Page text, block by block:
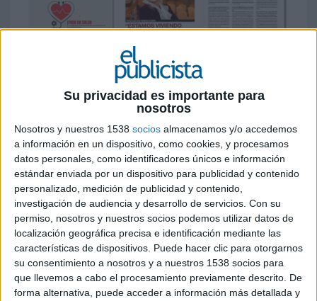
Su privacidad es importante para
nosotros
Nosotros y nuestros 1538 socios almacenamos y/o accedemos
a información en un dispositivo, como cookies, y procesamos
datos personales, como identificadores únicos e información
estándar enviada por un dispositivo para publicidad y contenido
personalizado, medición de publicidad y contenido,
investigación de audiencia y desarrollo de servicios. Con su
permiso, nosotros y nuestros socios podemos utilizar datos de
localización geográfica precisa e identificación mediante las
características de dispositivos. Puede hacer clic para otorgarnos
su consentimiento a nosotros y a nuestros 1538 socios para
que llevemos a cabo el procesamiento previamente descrito. De
forma alternativa, puede acceder a información más detallada y
ASOCIACIONES
Cristina Vicedo, nueva presidenta de AEBRAND:
“Estamos viviendo una oleada de Purpose-
Washing”
COMUNICACION INTERNA
Trasladar tu valor desde dentro hacia fuera
La comunicación interna se revela como palanca
clave para construir marcas poderosas y
relevantes en el actual escenario y momento